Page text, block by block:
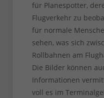
für Planespotter,
Flugverkehr zu
für normale
sehen, was sich
Rollbahnen am
Die Bilder können
Informationen
voll es im